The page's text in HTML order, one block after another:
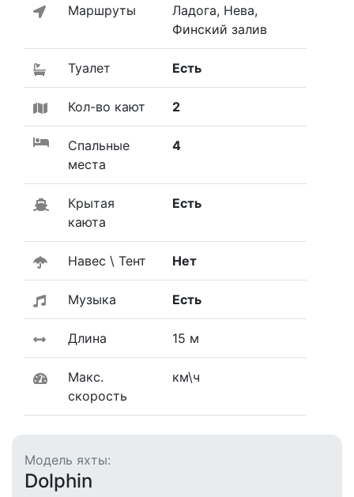
Маршруты
Ладога, Нева,
Финский залив
Туалет Есть
Кол-во кают 2
Спальные
места
4
Крытая
каюта
Есть
Навес \ Тент Нет
Музыка Есть
Длина 15 м
Макс.
скорость
км\ч
Модель яхты:
Dolphin